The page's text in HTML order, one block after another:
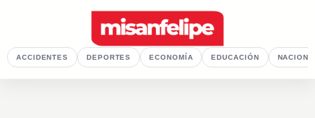
ACCIDENTES DEPORTES ECONOMÍA EDUCACIÓN